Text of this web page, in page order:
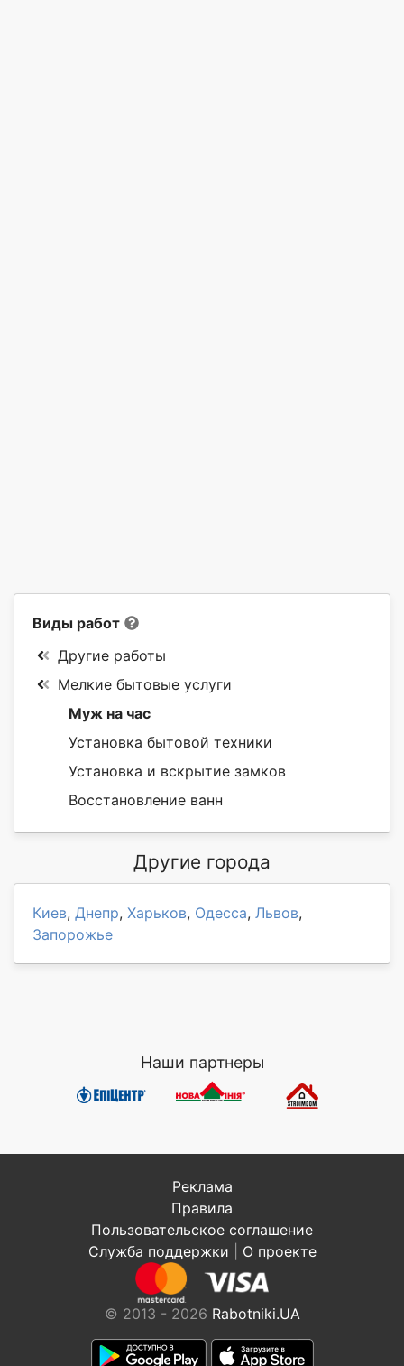
Виды работ
Другие работы
Мелкие бытовые услуги
Муж на час
Установка бытовой техники
Установка и вскрытие замков
Восстановление ванн
Другие города
Киев, Днепр, Харьков, Одесса, Львов,
Запорожье
Наши партнеры
Реклама
Правила
Пользовательское соглашение
Служба поддержки
О проекте
© 2013 - 2026 Rabotniki.UA